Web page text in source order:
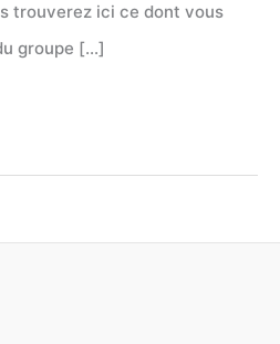
trouverez ici ce dont vous
groupe […]